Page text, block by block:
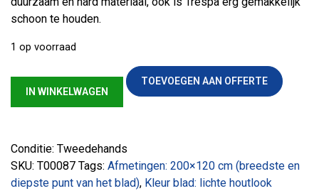
schoon te houden.
1 op voorraad
Ovale vergadertafel Trespa aantal
IN WINKELWAGEN
TOEVOEGEN AAN OFFERTE
Conditie: Tweedehands
SKU: T00087 Tags: Afmetingen: 200×120 cm (breedste en
diepste punt van het blad), Kleur blad: lichte houtlook